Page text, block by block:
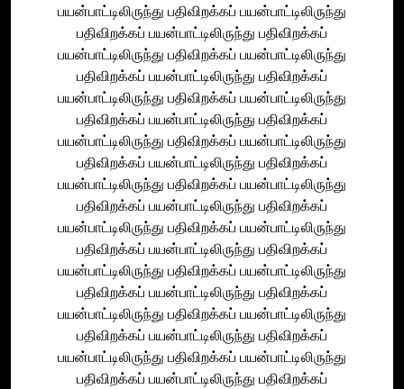
பயன்பாட்டிலிருந்து பதிவிறக்கப் பயன்பாட்டிலிருந்து
பதிவிறக்கப் பயன்பாட்டிலிருந்து பதிவிறக்கப்
பயன்பாட்டிலிருந்து பதிவிறக்கப் பயன்பாட்டிலிருந்து
பதிவிறக்கப் பயன்பாட்டிலிருந்து பதிவிறக்கப்
பயன்பாட்டிலிருந்து பதிவிறக்கப் பயன்பாட்டிலிருந்து
பதிவிறக்கப் பயன்பாட்டிலிருந்து பதிவிறக்கப்
பயன்பாட்டிலிருந்து பதிவிறக்கப் பயன்பாட்டிலிருந்து
பதிவிறக்கப் பயன்பாட்டிலிருந்து பதிவிறக்கப்
பயன்பாட்டிலிருந்து பதிவிறக்கப் பயன்பாட்டிலிருந்து
பதிவிறக்கப் பயன்பாட்டிலிருந்து பதிவிறக்கப்
பயன்பாட்டிலிருந்து பதிவிறக்கப் பயன்பாட்டிலிருந்து
பதிவிறக்கப் பயன்பாட்டிலிருந்து பதிவிறக்கப்
பயன்பாட்டிலிருந்து பதிவிறக்கப் பயன்பாட்டிலிருந்து
பதிவிறக்கப் பயன்பாட்டிலிருந்து பதிவிறக்கப்
பயன்பாட்டிலிருந்து பதிவிறக்கப் பயன்பாட்டிலிருந்து
பதிவிறக்கப் பயன்பாட்டிலிருந்து பதிவிறக்கப்
பயன்பாட்டிலிருந்து பதிவிறக்கப் பயன்பாட்டிலிருந்து
பதிவிறக்கப் பயன்பாட்டிலிருந்து பதிவிறக்கப்